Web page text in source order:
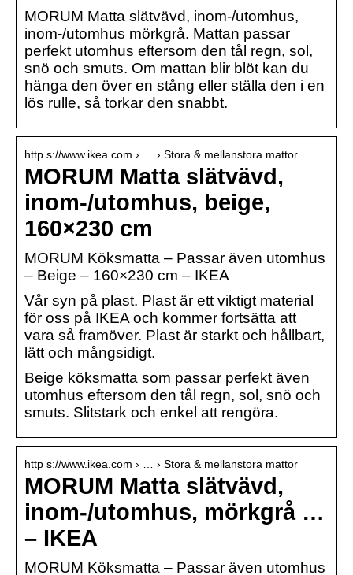
MORUM Matta slätvävd, inom-/utomhus,
inom-/utomhus mörkgrå. Mattan passar
perfekt utomhus eftersom den tål regn, sol,
snö och smuts. Om mattan blir blöt kan du
hänga den över en stång eller ställa den i en
lös rulle, så torkar den snabbt.
http s://www.ikea.com › … › Stora & mellanstora mattor
MORUM Matta slätvävd,
inom-/utomhus, beige,
160×230 cm
MORUM Köksmatta – Passar även utomhus
– Beige – 160×230 cm – IKEA
Vår syn på plast. Plast är ett viktigt material
för oss på IKEA och kommer fortsätta att
vara så framöver. Plast är starkt och hållbart,
lätt och mångsidigt.
Beige köksmatta som passar perfekt även
utomhus eftersom den tål regn, sol, snö och
smuts. Slitstark och enkel att rengöra.
http s://www.ikea.com › … › Stora & mellanstora mattor
MORUM Matta slätvävd,
inom-/utomhus, mörkgrå …
– IKEA
MORUM Köksmatta – Passar även utomhus